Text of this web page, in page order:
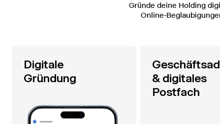
Gründe deine Holding
Online-
Digitale
Gründung
& digitales
Postfach